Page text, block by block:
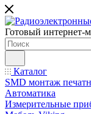
Готовый интернет-
Каталог
SMD монтаж
Автоматика
Измерительные